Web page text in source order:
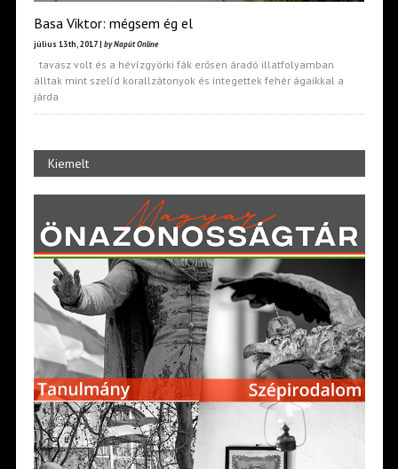
Basa Viktor: mégsem ég el
július 13th, 2017 | by Napút Online
tavasz volt és a hévízgyörki fák erősen áradó illatfolyamban
álltak mint szelíd korallzátonyok és integettek fehér ágaikkal a
járda
Kiemelt